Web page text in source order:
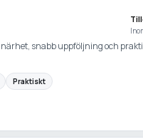
närhet, snabb uppföljning och
Praktiskt